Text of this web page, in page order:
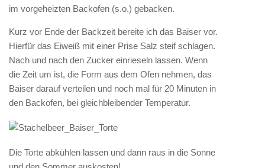
im vorgeheizten Backofen (s.o.) gebacken.
Kurz vor Ende der Backzeit bereite ich das Baiser vor.
Hierfür das Eiweiß mit einer Prise Salz steif schlagen.
Nach und nach den Zucker einrieseln lassen. Wenn
die Zeit um ist, die Form aus dem Ofen nehmen, das
Baiser darauf verteilen und noch mal für 20 Minuten in
den Backofen, bei gleichbleibender Temperatur.
Die Torte abkühlen lassen und dann raus in die Sonne